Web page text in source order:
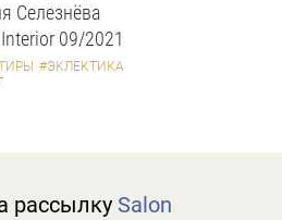
Селезнёва
09/2021
#ЭКЛЕКТИКА
рассылку Salon